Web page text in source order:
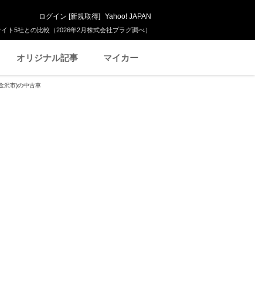
ト5社との比較（2026年2月株式会社プラグ調べ）
ログイン [新規取得] Yahoo! JAPAN
オリジナル記事 マイカー
沢市)の中古車